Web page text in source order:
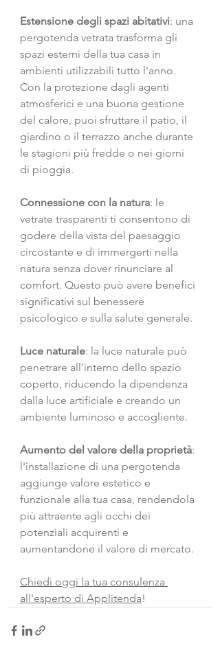
Estensione degli spazi abitativi: una
pergotenda vetrata trasforma gli
spazi esterni della tua casa in
ambienti utilizzabili tutto l'anno.
Con la protezione dagli agenti
atmosferici e una buona gestione
del calore, puoi sfruttare il patio, il
giardino o il terrazzo anche durante
le stagioni più fredde o nei giorni
di pioggia.
Connessione con la natura: le
vetrate trasparenti ti consentono di
godere della vista del paesaggio
circostante e di immergerti nella
natura senza dover rinunciare al
comfort. Questo può avere benefici
significativi sul benessere
psicologico e sulla salute generale.
Luce naturale: la luce naturale può
penetrare all'interno dello spazio
coperto, riducendo la dipendenza
dalla luce artificiale e creando un
ambiente luminoso e accogliente.
Aumento del valore della proprietà:
l'installazione di una pergotenda
aggiunge valore estetico e
funzionale alla tua casa, rendendola
più attraente agli occhi dei
potenziali acquirenti e
aumentandone il valore di mercato.
Chiedi oggi la tua consulenza
all'esperto di Applitenda!